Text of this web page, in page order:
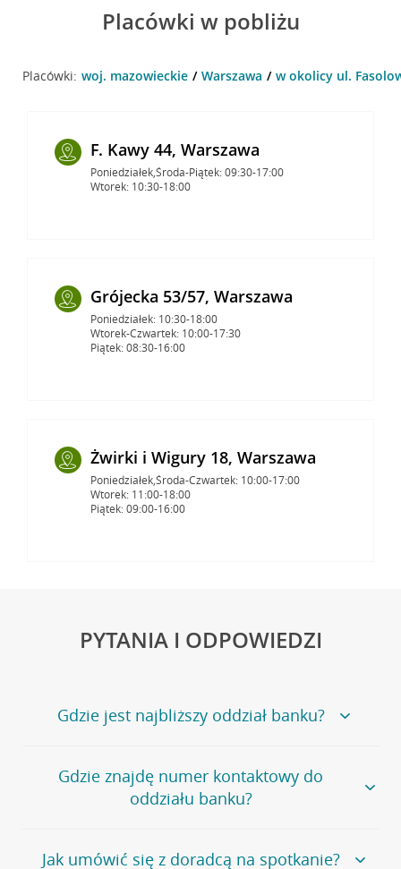
Placówki w pobliżu
Placówki: woj. mazowieckie Warszawa w okolicy ul.
F. Kawy 44, Warszawa
Poniedziałek,Środa-Piątek: 09:30-17:00
Wtorek: 10:30-18:00
Grójecka 53/57, Warszawa
Poniedziałek: 10:30-18:00
Wtorek-Czwartek: 10:00-17:30
Piątek: 08:30-16:00
Żwirki i Wigury 18, Warszawa
Poniedziałek,Środa-Czwartek: 10:00-17:00
Wtorek: 11:00-18:00
Piątek: 09:00-16:00
PYTANIA I ODPOWIEDZI
Gdzie jest najbliższy oddział banku?
Jeśli szukasz oddziału naszego banku, zapraszamy na
stronęPlacówki i bankomaty, na której znajduje się
wygodna wyszukiwarka.
oddziałów
Gdzie znajdę numer kontaktowy do
oddziału banku?
Bank Credit Agricole nie udostępnia ogólnego numeru
Jak umówić się z doradcą na spotkanie?